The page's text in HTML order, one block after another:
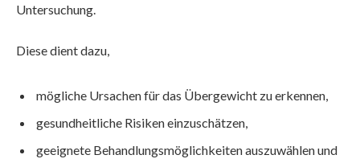
Untersuchung.
Diese dient dazu,
mögliche Ursachen für das Übergewicht zu erkennen,
gesundheitliche Risiken einzuschätzen,
geeignete Behandlungsmöglichkeiten auszuwählen und